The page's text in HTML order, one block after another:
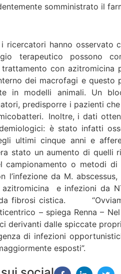
somministrato il
ricercatori hanno osservato
terapeutico possono
trattamento con azitromicina
dei macrofagi e questo
in modelli animali. Un
predisporre i pazienti
Inoltre, i dati
è stato infatti
ultimi cinque anni e
stato un aumento di quelli
campionamento o metodi
l’infezione da M.
azitromicina e infezioni da
fibrosi cistica.
– spiega Renna –
derivanti dalle spiccate
di infezioni
esposti”.